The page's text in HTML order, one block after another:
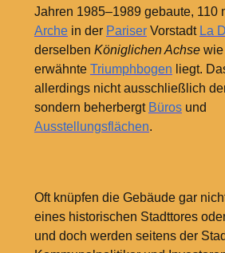
Jahren 1985–1989 gebaute, 110
Archein der PariserVorstadt La
derselben Königlichen Achsewie
erwähnte Triumphbogen liegt.
allerdings nicht ausschließlich
sondern beherbergt Bürosund
Ausstellungsflächen.
Oft knüpfen die Gebäude gar
eines historischen Stadttores
und doch werden seitens der